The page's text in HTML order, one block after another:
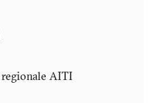
regionale AITI